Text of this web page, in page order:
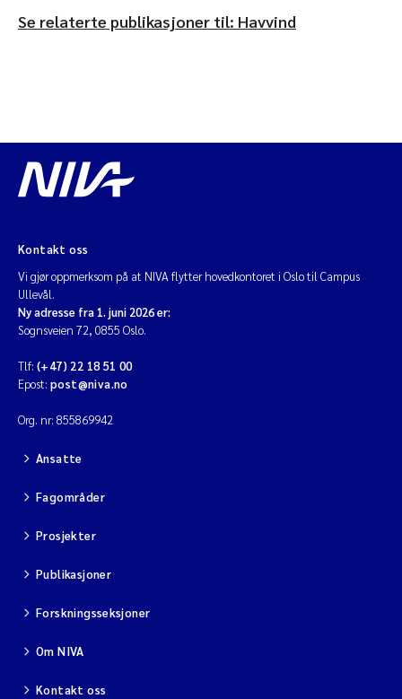
Se relaterte publikasjoner til: Havvind
Kontakt oss
Vi gjør oppmerksom på at NIVA flytter hovedkontoret i Oslo til Campus
Ullevål.
Ny adresse fra 1. juni 2026 er:
Sognsveien 72, 0855 Oslo.
Tlf: (+47) 22 18 51 00
Epost: post@niva.no
Org. nr: 855869942
Ansatte
Fagområder
Prosjekter
Publikasjoner
Forskningsseksjoner
Om NIVA
Kontakt oss